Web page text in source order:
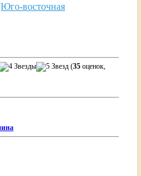
восточная
(35 оценок,